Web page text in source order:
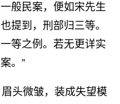
般民案，便如宋先生
提到，刑部归三等。
等之例。若无更详实
。”
头微皱，装成失望模